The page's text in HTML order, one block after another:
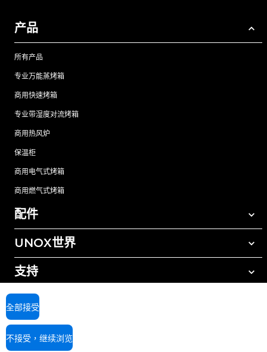
产品
所有产品
专业万能蒸烤箱
商用快速烤箱
专业带湿度对流烤箱
商用热风炉
保温柜
商用电气式烤箱
商用燃气式烤箱
配件
所有配件
手动清洗清洁剂
树脂过滤水处理
反渗透水处理
UNOX世界
我们在全球的办事处
支持
UNOX质保
查找经销商
查找服务中心
AI Content Disclaimer
全部接受
不接受，继续浏览